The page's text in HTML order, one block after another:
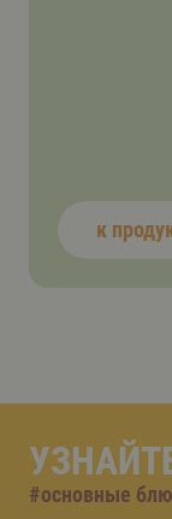
к
#основные